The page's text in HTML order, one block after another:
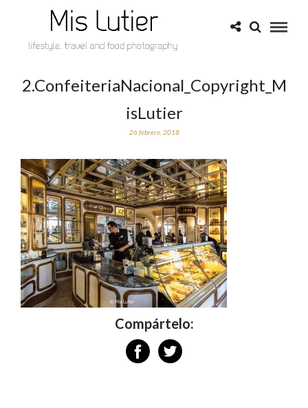
2.ConfeiteriaNacional_Copyright_M
isLutier
26 febrero, 2018
Compártelo: